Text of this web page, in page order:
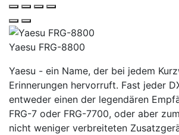
Yaesu FRG-8800
Yaesu - ein Name, der bei jedem
Erinnerungen hervorruft. Fast jeder
entweder einen der legendären
FRG-7 oder FRG-7700, oder aber
nicht weniger verbreiteten